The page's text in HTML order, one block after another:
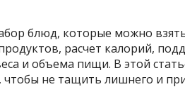
блюд, которые можно
расчет калорий,
и объема пищи. В этой
чтобы не тащить лишнего и